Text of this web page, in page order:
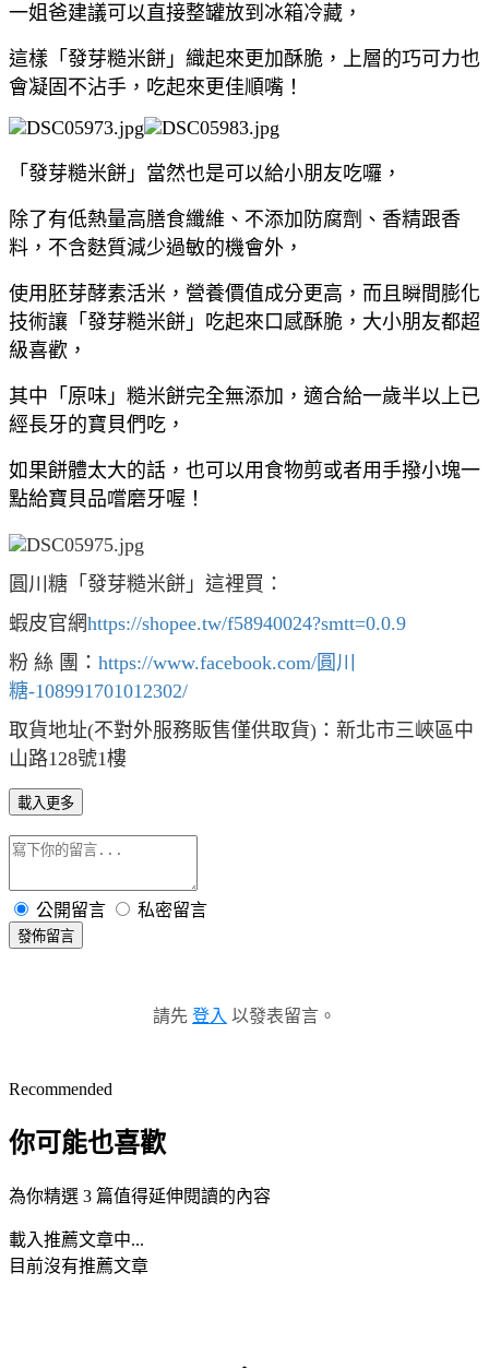
一姐爸建議可以直接整罐放到冰箱冷藏，
這樣「發芽糙米餅」織起來更加酥脆，上層的巧可力也
會凝固不沾手，吃起來更佳順嘴！
「發芽糙米餅」當然也是可以給小朋友吃囉，
除了有低熱量高膳食纖維、不添加防腐劑、香精跟香
料，不含麩質減少過敏的機會外，
使用胚芽酵素活米，營養價值成分更高，而且瞬間膨化
技術讓「發芽糙米餅」吃起來口感酥脆，大小朋友都超
級喜歡，
其中「原味」糙米餅完全無添加，適合給一歲半以上已
經長牙的寶貝們吃，
如果餅體太大的話，也可以用食物剪或者用手撥小塊一
點給寶貝品嚐磨牙喔！
圓川糖「發芽糙米餅」這裡買：
蝦皮官網https://shopee.tw/f58940024?smtt=0.0.9
粉 絲 團： https://www.facebook.com/圓川
糖-108991701012302/
取貨地址(不對外服務販售僅供取貨)：新北市三峽區中
山路128號1樓
載入更多
公開留言 私密留言
發佈留言
請先 登入 以發表留言。
Recommended
你可能也喜歡
為你精選 3 篇值得延伸閱讀的內容
載入推薦文章中...
目前沒有推薦文章